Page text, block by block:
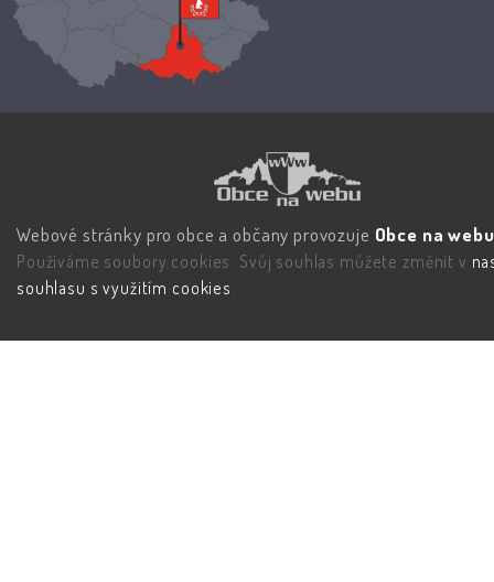
Webové stránky pro obce a občany provozuje Obce na
Používáme soubory cookies. Svůj souhlas můžete změnit v
souhlasu s využitím cookies